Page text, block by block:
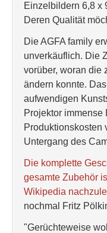
Einzelbildern 6,8 x
Deren Qualität
Die AGFA family
unverkäuflich. Die
vorüber, woran die
ändern konnte.
aufwendigen
Projektor immense
Produktionskosten
Untergang des
Die komplette
gesamte Zubehör
Wikipedia
nochmal Fritz
"Gerüchteweise